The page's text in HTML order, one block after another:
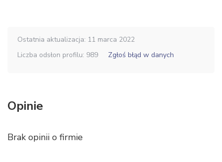
Ostatnia aktualizacja: 11 marca 2022
Liczba odsłon profilu: 989
Zgłoś błąd w danych
Opinie
Brak opinii o firmie